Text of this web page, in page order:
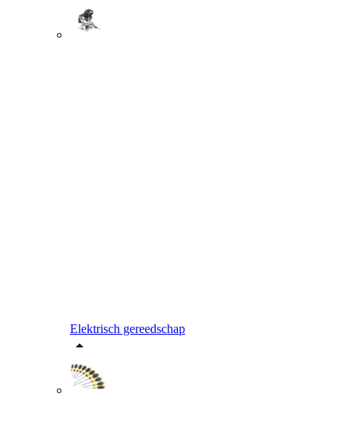
Elektrisch gereedschap